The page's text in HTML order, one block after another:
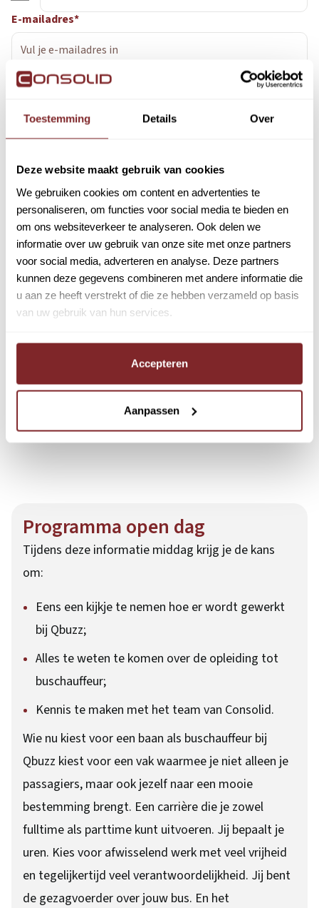
Toestemming Details Over
Deze website maakt gebruik van cookies
We gebruiken cookies om content en advertenties te
personaliseren, om functies voor social media te bieden en
om ons websiteverkeer te analyseren. Ook delen we
informatie over uw gebruik van onze site met onze partners
voor social media, adverteren en analyse. Deze partners
kunnen deze gegevens combineren met andere informatie die
u aan ze heeft verstrekt of die ze hebben verzameld op basis
van uw gebruik van hun services.
Accepteren
Aanpassen
E-mailadres*
Woonplaats*
Ja, ik ga akkoord met hetprivacy statement
van Consolid.
Ja, Consolid mag mijn gegevens twee jaar
bewaren.
Verstuur
Programma open dag
Tijdens deze informatie middag krijg je de kans
om:
Eens een kijkje te nemen hoe er wordt gewerkt
bij Qbuzz;
Alles te weten te komen over de opleiding tot
buschauffeur;
Kennis te maken met het team van Consolid.
Wie nu kiest voor een baan als buschauffeur bij
Qbuzz kiest voor een vak waarmee je niet alleen je
passagiers, maar ook jezelf naar een mooie
bestemming brengt. Een carrière die je zowel
fulltime als parttime kunt uitvoeren. Jij bepaalt je
uren. Kies voor afwisselend werk met veel vrijheid
en tegelijkertijd veel verantwoordelijkheid. Jij bent
de gezagvoerder over jouw bus. En het